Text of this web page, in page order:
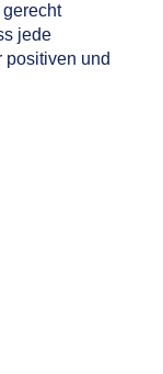
jede
positiven und